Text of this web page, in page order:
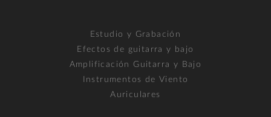
Estudio y Grabación
Efectos de guitarra y bajo
Amplificación Guitarra y Bajo
Instrumentos de Viento
Auriculares